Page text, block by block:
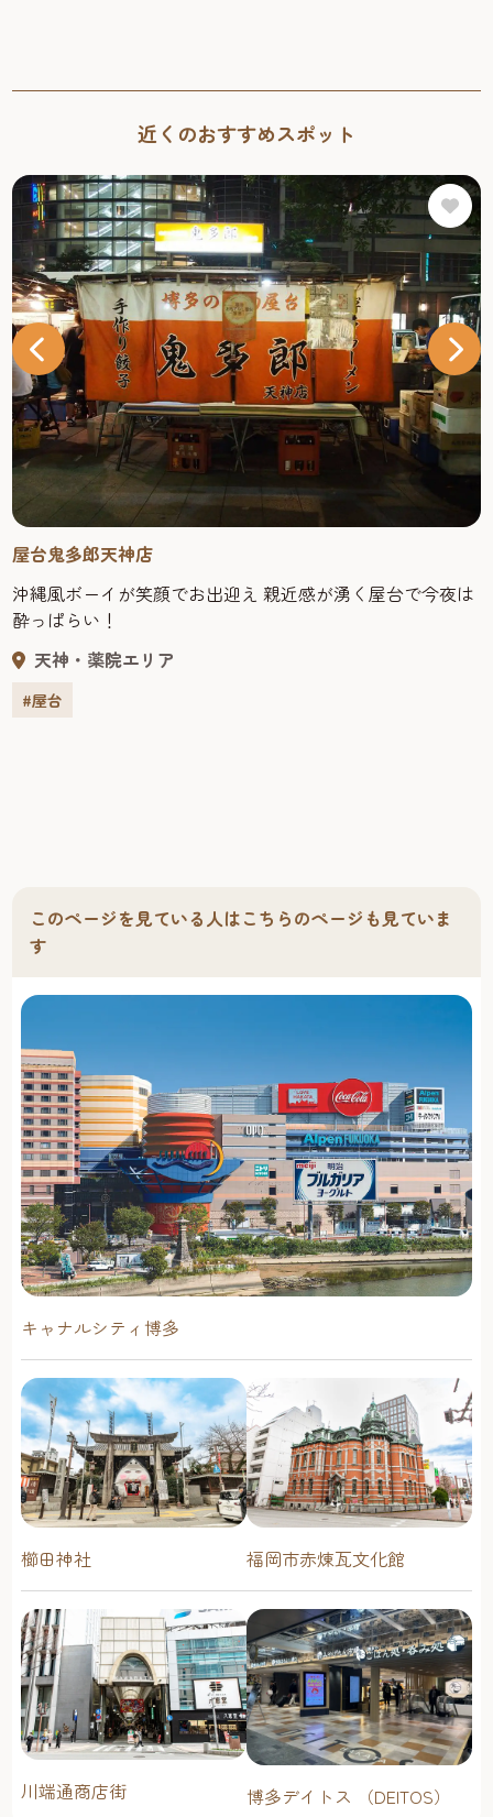
近くのおすすめスポット
屋台鬼多郎天神店
沖縄風ボーイが笑顔でお出迎え 親近感が湧く屋台で今夜は
酔っぱらい！
天神・薬院エリア
#屋台
このページを見ている人はこちらのページも見ていま
す
キャナルシティ博多
櫛田神社 福岡市赤煉瓦文化館
川端通商店街 博多デイトス （DEITOS）